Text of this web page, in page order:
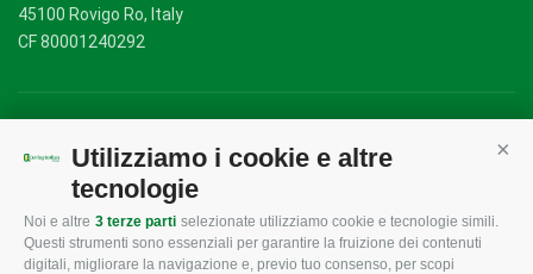
Utilizziamo i cookie e altre
tecnologie
Noi e altre 3 terze parti selezionate utilizziamo cookie e tecnologie simili.
Questi strumenti sono essenziali per garantire la fruizione dei contenuti
digitali, migliorare la navigazione e, previo tuo consenso, per scopi
45100 Rovigo Ro, Italy
CF 80001240292
CONFAGRICOLTURA
ROVIGO
CONFAGRICOLTURA
INFORMA